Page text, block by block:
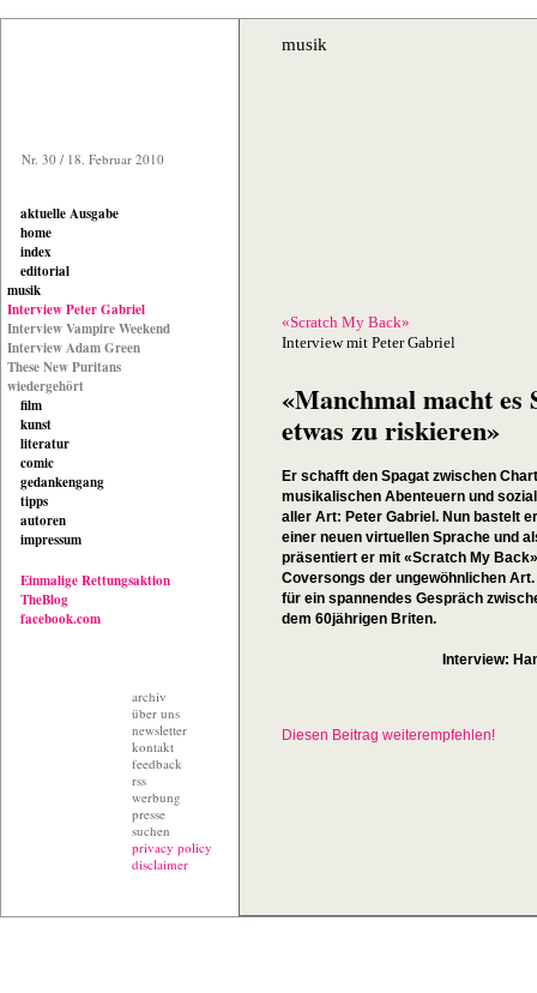
Nr. 30 / 18. Februar 2010
aktuelle Ausgabe
home
index
editorial
musik
Interview Peter Gabriel
Interview Vampire Weekend
Interview Adam Green
These New Puritans
wiedergehört
film
kunst
literatur
comic
gedankengang
tipps
autoren
impressum
Einmalige Rettungsaktion
TheBlog
facebook.com
archiv
über uns
newsletter
kontakt
feedback
rss
werbung
presse
suchen
privacy policy
disclaimer
musik
«Scratch My Back»
Interview mit Peter Gabriel
«Manchmal macht es
etwas zu riskieren»
Er schafft den Spagat zwischen
musikalischen Abenteuern und
aller Art: Peter Gabriel. Nun bastelt
einer neuen virtuellen Sprache und
präsentiert er mit «Scratch My
Coversongs der ungewöhnlichen Art.
für ein spannendes Gespräch
dem 60jährigen Briten.
Interview:
Diesen Beitrag weiterempfehlen!